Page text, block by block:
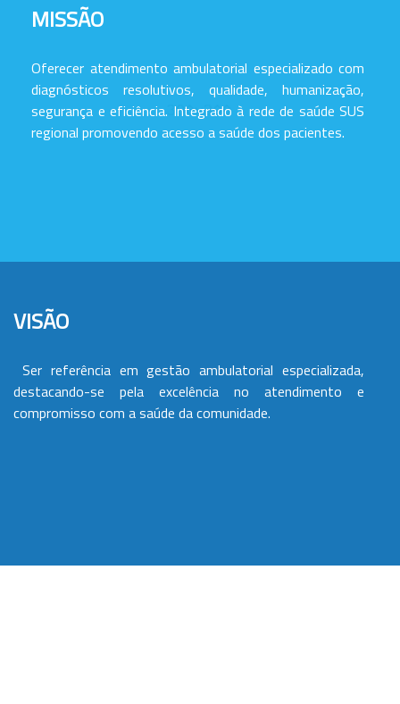
MISSÃO
Oferecer atendimento ambulatorial especializado com
diagnósticos resolutivos, qualidade, humanização,
segurança e eficiência. Integrado à rede de saúde SUS
regional promovendo acesso a saúde dos pacientes.
VISÃO
Ser referência em gestão ambulatorial especializada,
destacando-se pela excelência no atendimento e
compromisso com a saúde da comunidade.